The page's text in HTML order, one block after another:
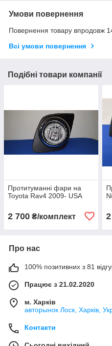
Умови повернення
Повернення товару впродовж
Всі умови повернення
Подібні товари компанії
Протитуманні фари на
Toyota Rav4 2009- USA
2 700 ₴/комплект
Про нас
100% позитивних з 81
Працює з 21.02.2020
м. Харків
авторынок Лоск, Харків,
Контакти